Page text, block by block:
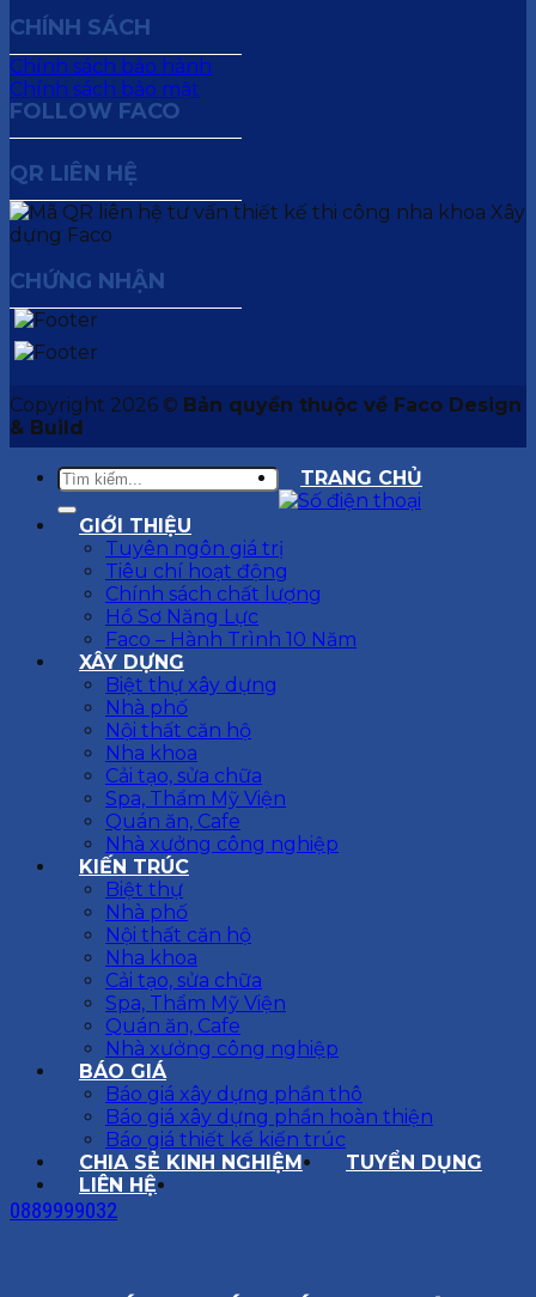
CHÍNH SÁCH
Chính sách bảo hành
Chính sách bảo mật
FOLLOW FACO
QR LIÊN HỆ
CHỨNG NHẬN
Copyright 2026 © Bản quyền thuộc về Faco Design
& Build
TRANG CHỦ
GIỚI THIỆU
Tuyên ngôn giá trị
Tiêu chí hoạt động
Chính sách chất lượng
Hồ Sơ Năng Lực
Faco – Hành Trình 10 Năm
XÂY DỰNG
Biệt thự xây dựng
Nhà phố
Nội thất căn hộ
Nha khoa
Cải tạo, sửa chữa
Spa, Thẩm Mỹ Viện
Quán ăn, Cafe
Nhà xưởng công nghiệp
KIẾN TRÚC
Biệt thự
Nhà phố
Nội thất căn hộ
Nha khoa
Cải tạo, sửa chữa
Spa, Thẩm Mỹ Viện
Quán ăn, Cafe
Nhà xưởng công nghiệp
BÁO GIÁ
Báo giá xây dựng phần thô
Báo giá xây dựng phần hoàn thiện
Báo giá thiết kế kiến trúc
CHIA SẺ KINH NGHIỆM
TUYỂN DỤNG
LIÊN HỆ
0889999032